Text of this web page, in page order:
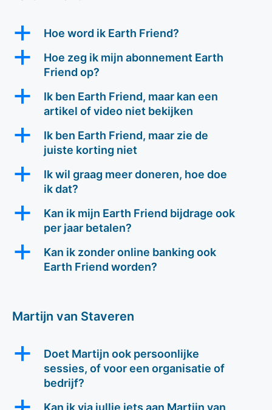
a Hoe word ik Earth Friend?
a
Hoe zeg ik mijn abonnement Earth
Friend op?
a
Ik ben Earth Friend, maar kan een
artikel of video niet bekijken
a
Ik ben Earth Friend, maar zie de
juiste korting niet
a
Ik wil graag meer doneren, hoe doe
ik dat?
a
Kan ik mijn Earth Friend bijdrage ook
per jaar betalen?
a
Kan ik zonder online banking ook
Earth Friend worden?
Martijn van Staveren
a
Doet Martijn ook persoonlijke
sessies, of voor een organisatie of
bedrijf?
Kan ik via jullie iets aan Martijn van